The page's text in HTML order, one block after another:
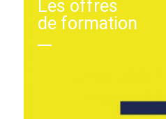
Les offres
de formation